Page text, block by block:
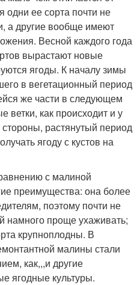
ее сорта почти не
а другие вообще имеют
Весной каждого года
вырастают новые
ягоды. К началу зимы
в вегетационный период
же части в следующем
ветки, как происходит и у
растянутый период
ягоду с кустов на
с малиной
преимущества: она более
поэтому почти не
намного проще ухаживать;
крупноплодны. В
малины стали
как,,,и другие
ягодные культуры.